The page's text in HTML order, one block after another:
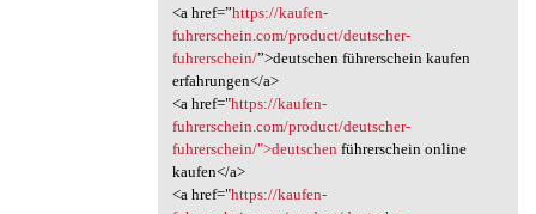
<a href=”https://kaufen-
fuhrerschein.com/product/deutscher-
fuhrerschein/”>deutschen führerschein kaufen
erfahrungen</a>
<a href="https://kaufen-
fuhrerschein.com/product/deutscher-
fuhrerschein/">deutschen führerschein online
kaufen</a>
<a href="https://kaufen-